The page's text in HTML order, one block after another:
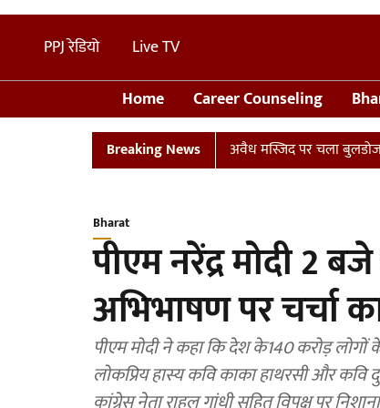
PPJ रेडियो Live TV
Home Career Counseling
Breaking News
UP: संभल में तालाब पर बनी अवैध मस्जिद पर चला बुलडोजर,
Bharat
पीएम नरेंद्र मोदी 2
अभिभाषण पर चर्चा
पीएम मोदी ने कहा कि देश के140 करोड़ लोगों
लोकप्रिय हास्य कवि काका हाथरसी और